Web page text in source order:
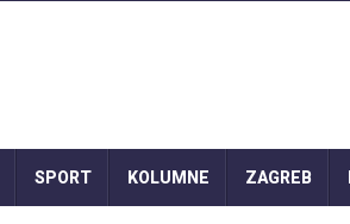
SPORT KOLUMNE ZAGREB